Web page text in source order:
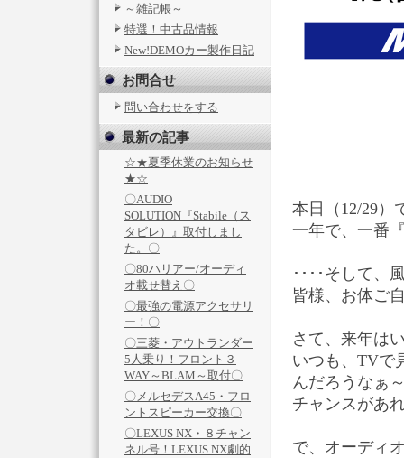
～雑記帳～
特選！中古品情報
New!DEMOカー製作日記
お問合せ
問い合わせをする
最新の記事
☆★夏季休業のお知らせ
★☆
〇AUDIO
SOLUTION『Stabile（ス
タビレ）』取付しまし
た。〇
〇80ハリアー/オーディ
オ載せ替え〇
〇最強の電源アクセサリ
ー！〇
〇三菱・アウトランダー
5人乗り！フロント３
WAY～BLAM～取付〇
〇メルセデスA45・フロ
ントスピーカー交換〇
〇LEXUS NX・８チャン
ネル号！LEXUS NX劇的
本日（12/29）
一年で、一番
････そして、
皆様、お体ご
さて、来年は
いつも、TVで
んだろうなぁ
チャンスがあ
で、オーディ